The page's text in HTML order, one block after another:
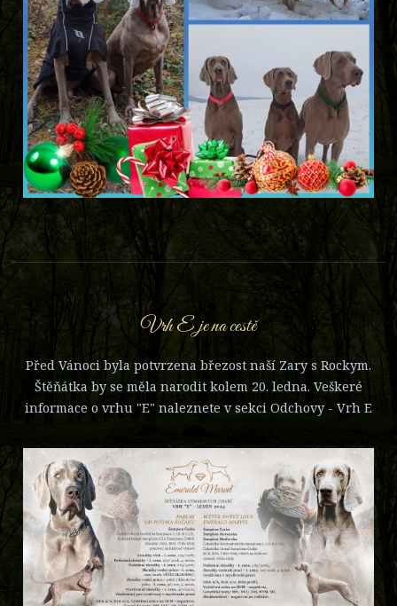
Vrh E je na cestě
Před Vánoci byla potvrzena březost naší Zary s Rockym.
Štěňátka by se měla narodit kolem 20. ledna. Veškeré
informace o vrhu "E" naleznete v sekci Odchovy - Vrh E